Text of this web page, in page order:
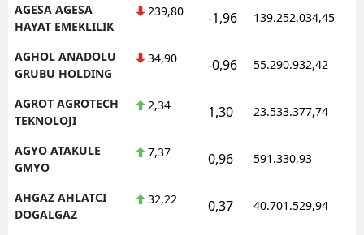
AGESA AGESA
HAYAT EMEKLILIK
239,80 -1,96 139.252.034,45
AGHOL ANADOLU
GRUBU HOLDING
34,90 -0,96 55.290.932,42
AGROT AGROTECH
TEKNOLOJI
2,34 1,30 23.533.377,74
AGYO ATAKULE
GMYO
7,37 0,96 591.330,93
AHGAZ AHLATCI
DOGALGAZ
32,22 0,37 40.701.529,94